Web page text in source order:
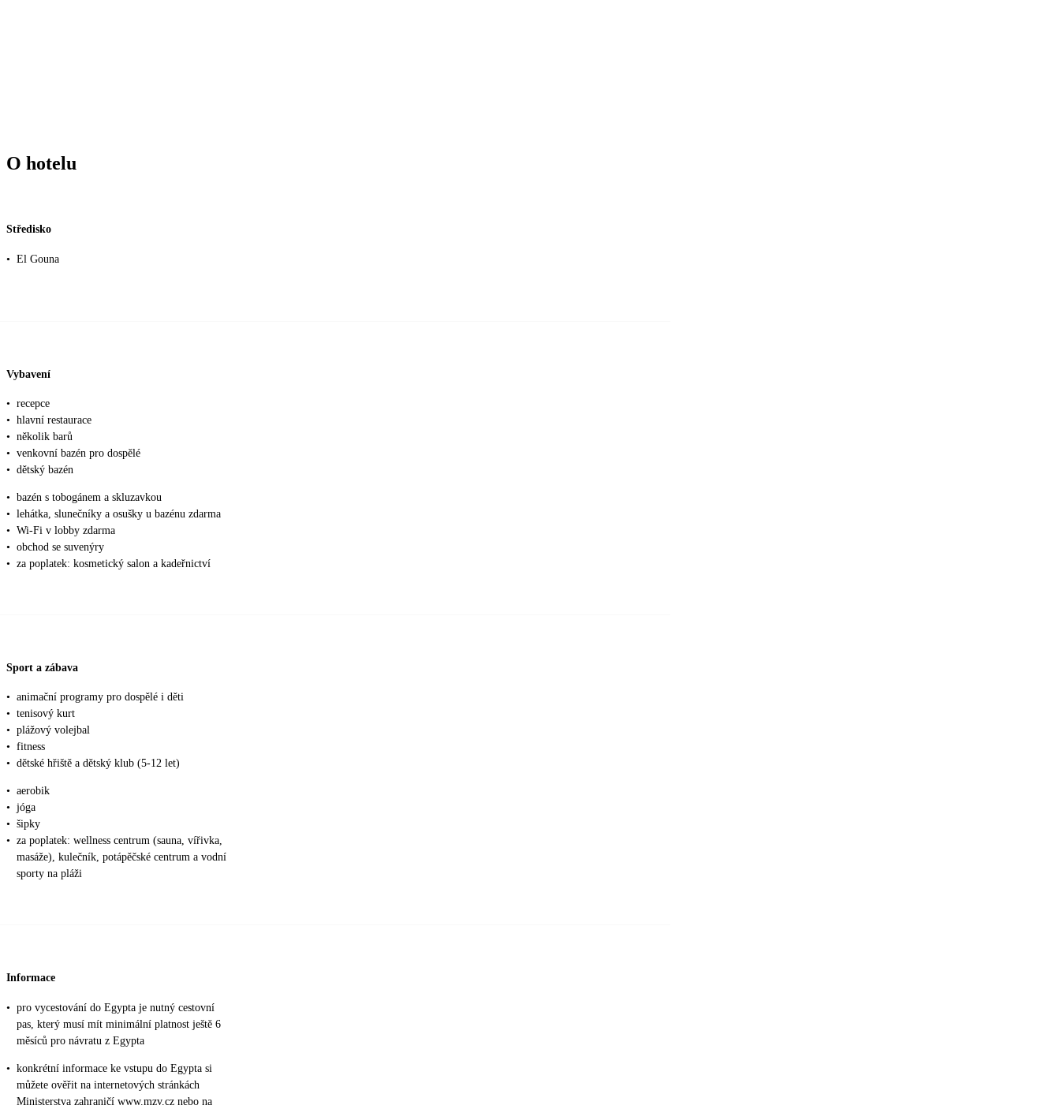
O hotelu
Středisko
• El Gouna
Vybavení
• recepce
• hlavní restaurace
• několik barů
• venkovní bazén pro dospělé
• dětský bazén
• bazén s tobogánem a skluzavkou
• lehátka, slunečníky a osušky u bazénu zdarma
• Wi-Fi v lobby zdarma
• obchod se suvenýry
• za poplatek: kosmetický salon a kadeřnictví
Sport a zábava
• animační programy pro dospělé i děti
• tenisový kurt
• plážový volejbal
• fitness
• dětské hřiště a dětský klub (5-12 let)
• aerobik
• jóga
• šipky
• za poplatek: wellness centrum (sauna, vířivka,
masáže), kulečník, potápěčské centrum a vodní
sporty na pláži
Informace
• pro vycestování do Egypta je nutný cestovní
pas, který musí mít minimální platnost ještě 6
měsíců pro návratu z Egypta
• konkrétní informace ke vstupu do Egypta si
můžete ověřit na internetových stránkách
Ministerstva zahraničí www.mzv.cz nebo na